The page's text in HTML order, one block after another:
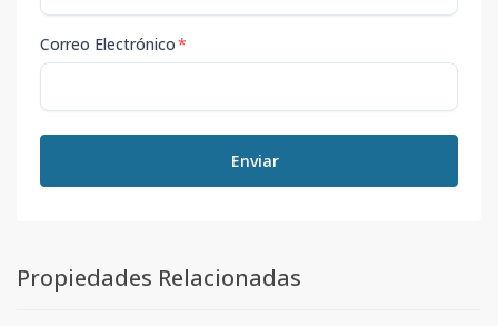
Correo Electrónico*
Enviar
Propiedades Relacionadas